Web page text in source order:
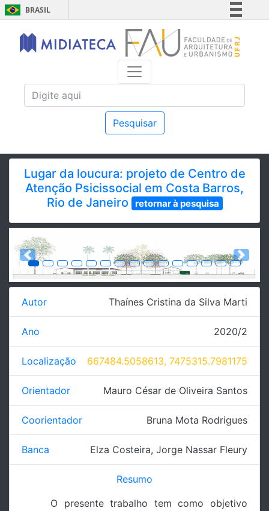
BRASIL
Simplifique!
Comunica BR
Acesso à informação
Pesquisar
Lugar da loucura: projeto de Centro de
Atenção Psicissocial em Costa Barros,
Rio de Janeiro
retornar à pesquisa
Previous Next
Autor Thaínes Cristina da Silva Marti
Ano 2020/2
Localização 667484.5058613, 7475315.7981175
Orientador Mauro César de Oliveira Santos
Coorientador Bruna Mota Rodrigues
Banca Elza Costeira, Jorge Nassar Fleury
Resumo
O presente trabalho tem como objetivo